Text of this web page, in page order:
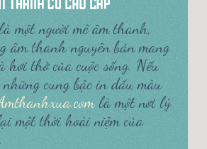
một người mê âm thanh,
âm thanh nguyên bản mang
hơi thở của cuộc sống. Nếu
cung bậc in dấu màu
là một nơi lý
một thời hoài niệm của